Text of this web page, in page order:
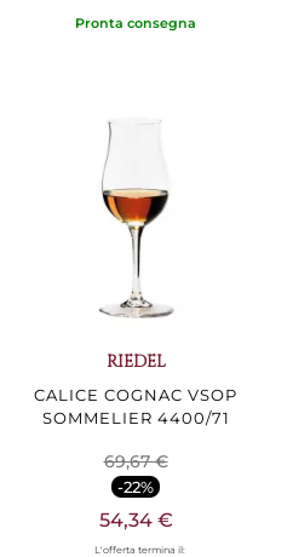
Pronta consegna
RIEDEL
CALICE COGNAC VSOP
SOMMELIER 4400/71
69,67 €
-22%
54,34 €
L'offerta termina il: